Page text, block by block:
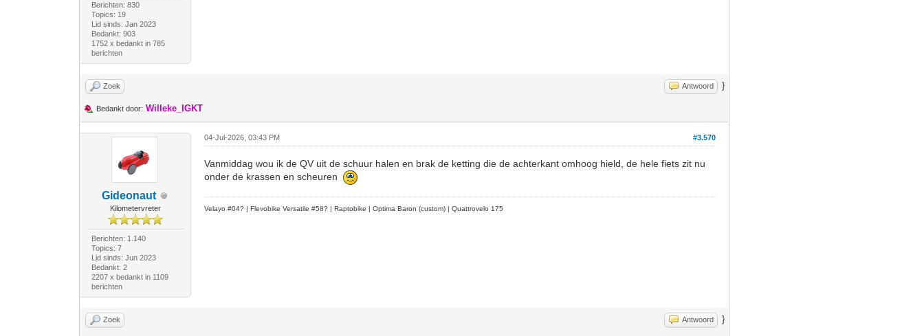
Berichten: 830
Topics: 19
Lid sinds: Jan 2023
Bedankt: 903
1752 x bedankt in 785
berichten
Zoek Antwoord }
Bedankt door: Willeke_IGKT
Gideonaut
Kilometervreter
Berichten: 1.140
Topics: 7
Lid sinds: Jun 2023
Bedankt: 2
2207 x bedankt in 1109
berichten
#3.570
04-Jul-2026, 03:43 PM
Vanmiddag wou ik de QV uit de schuur halen en brak de ketting die de achterkant omhoog hield, de hele fiets zit nu
onder de krassen en scheuren
Velayo #04? | Flevobike Versatile #58? | Raptobike | Optima Baron (custom) | Quattrovelo 175
Zoek Antwoord }